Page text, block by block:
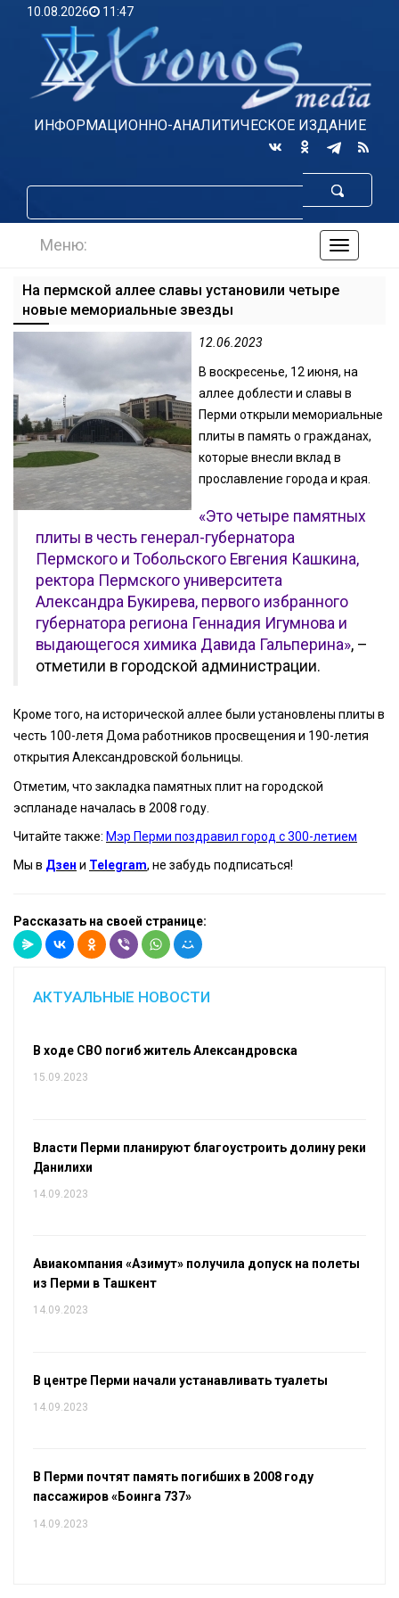
10.08.2026 11:47
ИНФОРМАЦИОННО-АНАЛИТИЧЕСКОЕ ИЗДАНИЕ
по
Меню:
На пермской аллее славы установили четыре
новые мемориальные звезды
12.06.2023
В воскресенье, 12 июня, на
аллее доблести и славы в
Перми открыли мемориальные
плиты в память о гражданах,
которые внесли вклад в
прославление города и края.
«Это четыре памятных
плиты в честь генерал-губернатора
Пермского и Тобольского Евгения Кашкина,
ректора Пермского университета
Александра Букирева, первого избранного
губернатора региона Геннадия Игумнова и
выдающегося химика Давида Гальперина», –
отметили в городской администрации.
Кроме того, на исторической аллее были установлены плиты в
честь 100-летя Дома работников просвещения и 190-летия
открытия Александровской больницы.
Отметим, что закладка памятных плит на городской
эспланаде началась в 2008 году.
Читайте также: Мэр Перми поздравил город с 300-летием
Мы в Дзен и Telegram, не забудь подписаться!
Рассказать на своей странице:
АКТУАЛЬНЫЕ НОВОСТИ
В ходе СВО погиб житель Александровска
15.09.2023
Власти Перми планируют благоустроить долину реки
Данилихи
14.09.2023
Авиакомпания «Азимут» получила допуск на полеты
из Перми в Ташкент
14.09.2023
В центре Перми начали устанавливать туалеты
14.09.2023
В Перми почтят память погибших в 2008 году
пассажиров «Боинга 737»
14.09.2023